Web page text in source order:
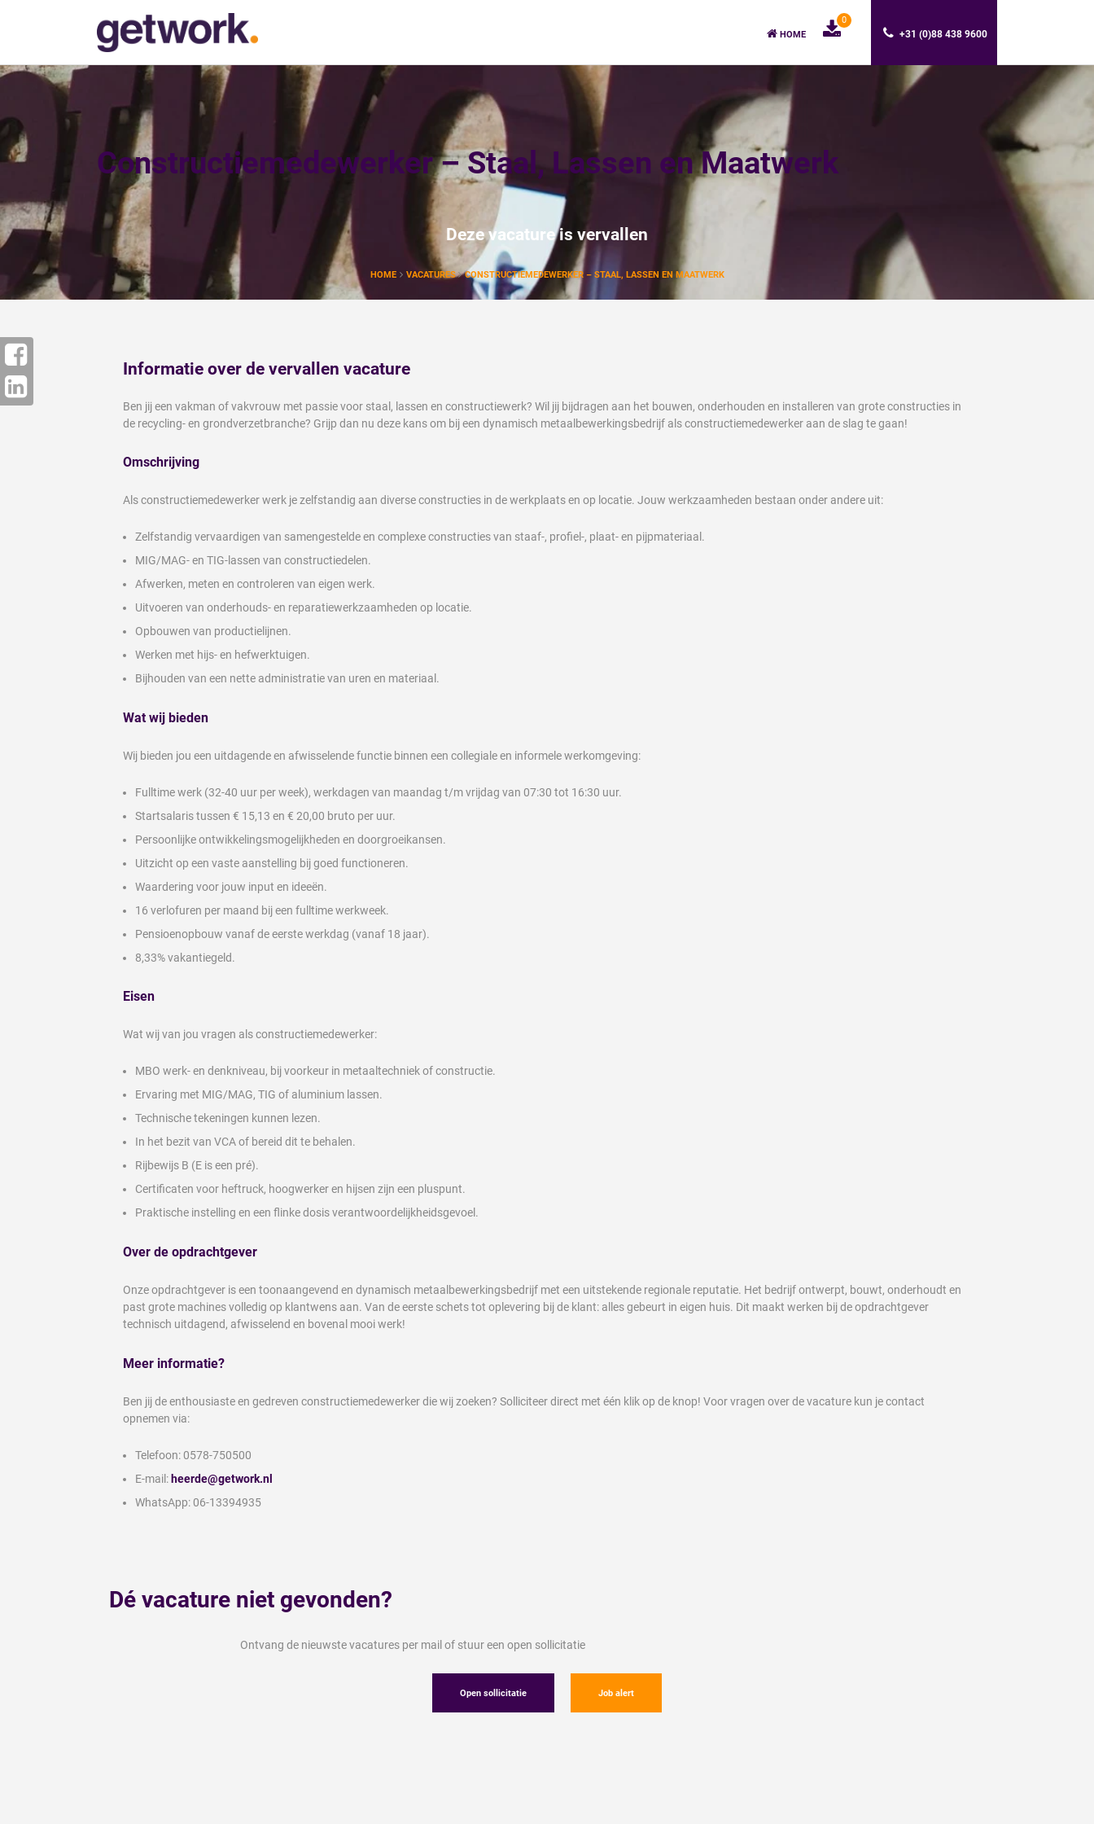
+31 (0)88 438 9600
HOME
0
Constructiemedewerker – Staal, Lassen en Maatwerk
Deze vacature is vervallen
HOME VACATURES CONSTRUCTIEMEDEWERKER – STAAL, LASSEN EN MAATWERK
Informatie over de vervallen vacature
Ben jij een vakman of vakvrouw met passie voor staal, lassen en constructiewerk? Wil jij bijdragen aan het bouwen, onderhouden en installeren van grote constructies in
de recycling- en grondverzetbranche? Grijp dan nu deze kans om bij een dynamisch metaalbewerkingsbedrijf als constructiemedewerker aan de slag te gaan!
Omschrijving
Als constructiemedewerker werk je zelfstandig aan diverse constructies in de werkplaats en op locatie. Jouw werkzaamheden bestaan onder andere uit:
Zelfstandig vervaardigen van samengestelde en complexe constructies van staaf-, profiel-, plaat- en pijpmateriaal.
MIG/MAG- en TIG-lassen van constructiedelen.
Afwerken, meten en controleren van eigen werk.
Uitvoeren van onderhouds- en reparatiewerkzaamheden op locatie.
Opbouwen van productielijnen.
Werken met hijs- en hefwerktuigen.
Bijhouden van een nette administratie van uren en materiaal.
Wat wij bieden
Wij bieden jou een uitdagende en afwisselende functie binnen een collegiale en informele werkomgeving:
Fulltime werk (32-40 uur per week), werkdagen van maandag t/m vrijdag van 07:30 tot 16:30 uur.
Startsalaris tussen € 15,13 en € 20,00 bruto per uur.
Persoonlijke ontwikkelingsmogelijkheden en doorgroeikansen.
Uitzicht op een vaste aanstelling bij goed functioneren.
Waardering voor jouw input en ideeën.
16 verlofuren per maand bij een fulltime werkweek.
Pensioenopbouw vanaf de eerste werkdag (vanaf 18 jaar).
8,33% vakantiegeld.
Eisen
Wat wij van jou vragen als constructiemedewerker:
MBO werk- en denkniveau, bij voorkeur in metaaltechniek of constructie.
Ervaring met MIG/MAG, TIG of aluminium lassen.
Technische tekeningen kunnen lezen.
In het bezit van VCA of bereid dit te behalen.
Rijbewijs B (E is een pré).
Certificaten voor heftruck, hoogwerker en hijsen zijn een pluspunt.
Praktische instelling en een flinke dosis verantwoordelijkheidsgevoel.
Over de opdrachtgever
Onze opdrachtgever is een toonaangevend en dynamisch metaalbewerkingsbedrijf met een uitstekende regionale reputatie. Het bedrijf ontwerpt, bouwt, onderhoudt en
past grote machines volledig op klantwens aan. Van de eerste schets tot oplevering bij de klant: alles gebeurt in eigen huis. Dit maakt werken bij de opdrachtgever
technisch uitdagend, afwisselend en bovenal mooi werk!
Meer informatie?
Ben jij de enthousiaste en gedreven constructiemedewerker die wij zoeken? Solliciteer direct met één klik op de knop! Voor vragen over de vacature kun je contact
opnemen via:
Telefoon: 0578-750500
E-mail:heerde@getwork.nl
WhatsApp: 06-13394935
Dé vacature niet gevonden?
Ontvang de nieuwste vacatures per mail of stuur een open sollicitatie
Open sollicitatie Job alert